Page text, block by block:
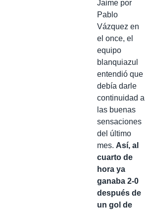
Jaime por
Pablo
Vázquez en
el once, el
equipo
blanquiazul
entendió que
debía darle
continuidad a
las buenas
sensaciones
del último
mes. Así, al
cuarto de
hora ya
ganaba 2-0
después de
un gol de